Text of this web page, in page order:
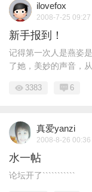
ilovefox
2008-7-25 09:27
新手报到！
记得第一次人是燕姿
了她，美妙的声音，
3383 6
真爱yanzi
2008-8-26 00:36
水一帖
论坛开了```````````